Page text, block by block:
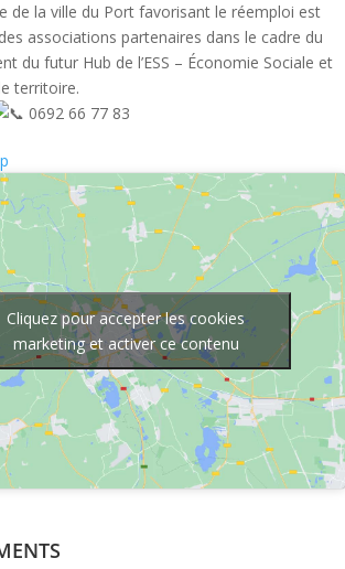
de la ville du Port favorisant le réemploi est
associations partenaires dans le cadre du
du futur Hub de l’ESS – Économie Sociale et
territoire.
0692 66 77 83
Cliquez pour accepter les cookies
marketing et activer ce contenu